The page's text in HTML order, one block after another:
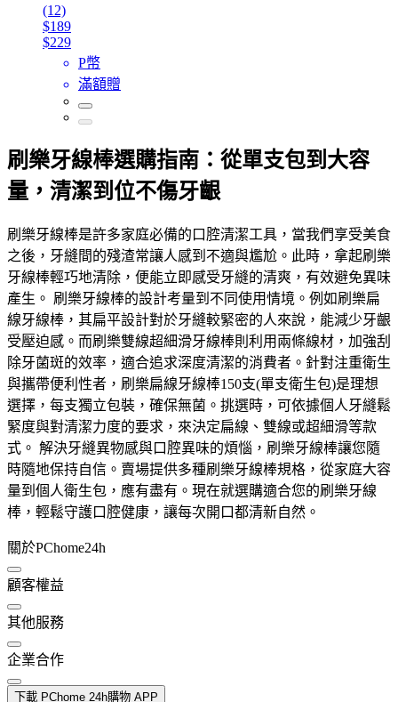
(12)
$189
$229
P幣
滿額贈
刷樂牙線棒選購指南：從單支包到大容
量，清潔到位不傷牙齦
刷樂牙線棒是許多家庭必備的口腔清潔工具，當我們享受美食
之後，牙縫間的殘渣常讓人感到不適與尷尬。此時，拿起刷樂
牙線棒輕巧地清除，便能立即感受牙縫的清爽，有效避免異味
產生。 刷樂牙線棒的設計考量到不同使用情境。例如刷樂扁
線牙線棒，其扁平設計對於牙縫較緊密的人來說，能減少牙齦
受壓迫感。而刷樂雙線超細滑牙線棒則利用兩條線材，加強刮
除牙菌斑的效率，適合追求深度清潔的消費者。針對注重衛生
與攜帶便利性者，刷樂扁線牙線棒150支(單支衛生包)是理想
選擇，每支獨立包裝，確保無菌。挑選時，可依據個人牙縫鬆
緊度與對清潔力度的要求，來決定扁線、雙線或超細滑等款
式。 解決牙縫異物感與口腔異味的煩惱，刷樂牙線棒讓您隨
時隨地保持自信。賣場提供多種刷樂牙線棒規格，從家庭大容
量到個人衛生包，應有盡有。現在就選購適合您的刷樂牙線
棒，輕鬆守護口腔健康，讓每次開口都清新自然。
關於PChome24h
顧客權益
其他服務
企業合作
下載 PChome 24h購物 APP